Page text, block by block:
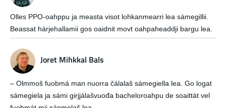
Olles PPO-oahppu ja measta visot lohkanmearri lea sámegillii.
Beassat hárjehallamii gos oaidnit movt oahpaheaddji bargu lea.
Joret Mihkkal Bals
– Olmmoš fuobmá man nuorra čálalaš sámegiella lea. Go logat
sámegiela ja sámi girjjálašvuođa bacheloroahpu de soaittát vel